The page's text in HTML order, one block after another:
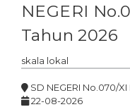
NEGERI
Tahun 2026
skala lokal
SD NEGERI No.070/
22-08-2026